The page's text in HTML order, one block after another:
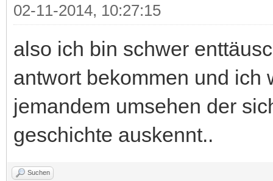
02-11-2014, 10:27:15
also ich bin schwer
antwort bekommen und ich
jemandem umsehen der
geschichte auskennt..
Suchen